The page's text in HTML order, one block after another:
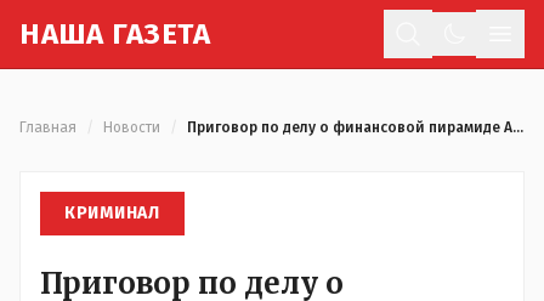
НАША ГАЗЕТА
Главная Новости Приговор по делу о финансовой пирамиде Antares вынесли в суде Костаная
КРИМИНАЛ
Приговор по делу о